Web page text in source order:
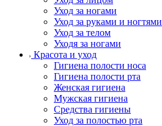
Уход за ногами
Уход за руками и ногтями
Уход за телом
Уходя за ногами
Красота и уход
Гигиена полости носа
Гигиена полости рта
Женская гигиена
Мужская гигиена
Средства гигиены
Уход за полостью рта